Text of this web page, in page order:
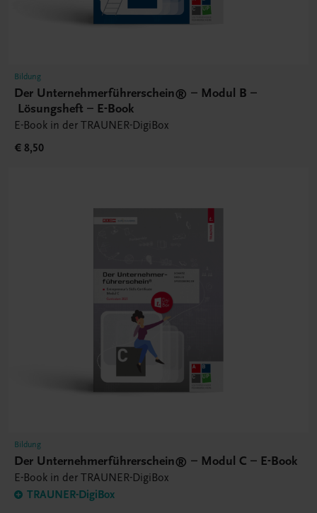
Bildung
Der Unternehmerführerschein® – Modul B –
Lösungsheft – E-Book
E-Book in der TRAUNER-DigiBox
€ 8,50
Bildung
Der Unternehmerführerschein® – Modul C – E-Book
E-Book in der TRAUNER-DigiBox
TRAUNER-DigiBox